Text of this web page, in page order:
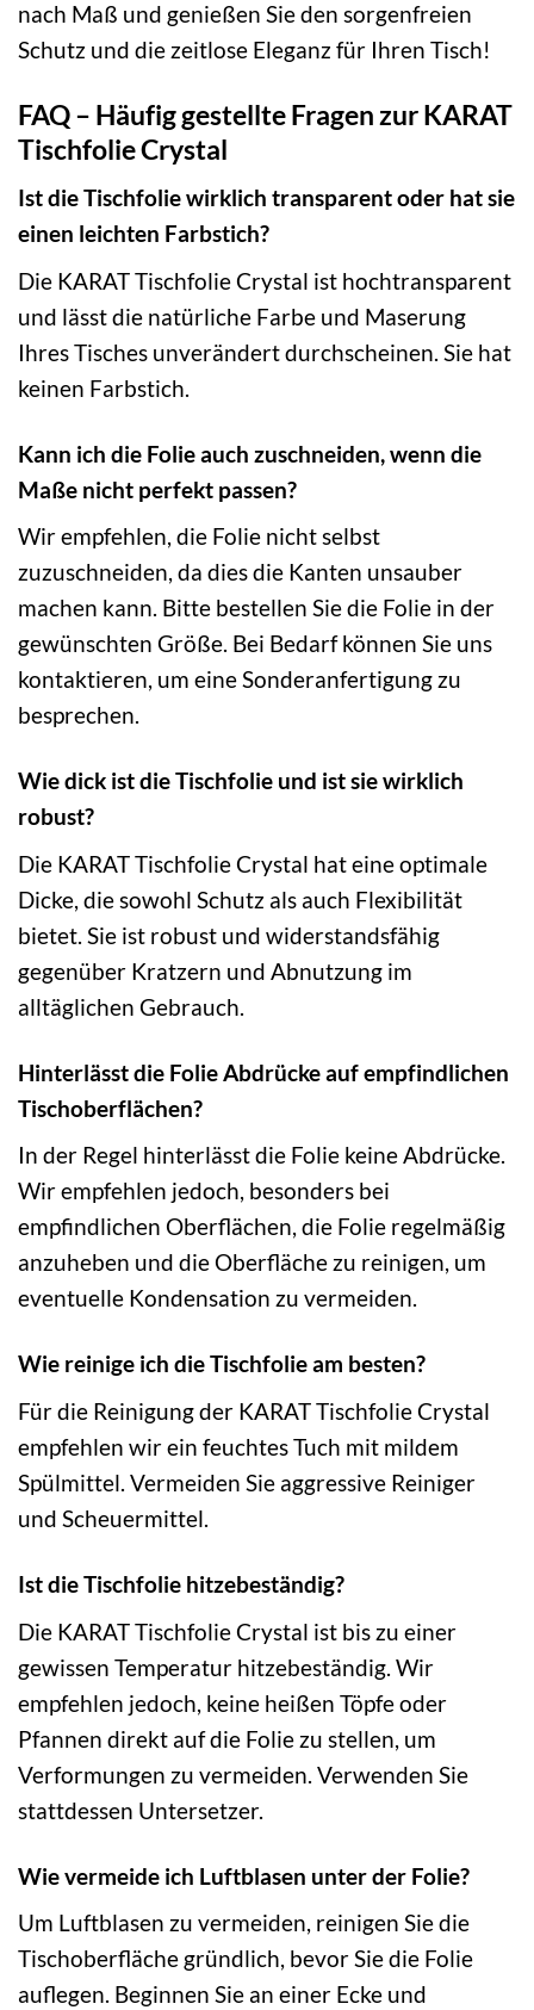
nach Maß und genießen Sie den sorgenfreien
Schutz und die zeitlose Eleganz für Ihren Tisch!
FAQ – Häufig gestellte Fragen zur KARAT
Tischfolie Crystal
Ist die Tischfolie wirklich transparent oder hat sie
einen leichten Farbstich?
Die KARAT Tischfolie Crystal ist hochtransparent
und lässt die natürliche Farbe und Maserung
Ihres Tisches unverändert durchscheinen. Sie hat
keinen Farbstich.
Kann ich die Folie auch zuschneiden, wenn die
Maße nicht perfekt passen?
Wir empfehlen, die Folie nicht selbst
zuzuschneiden, da dies die Kanten unsauber
machen kann. Bitte bestellen Sie die Folie in der
gewünschten Größe. Bei Bedarf können Sie uns
kontaktieren, um eine Sonderanfertigung zu
besprechen.
Wie dick ist die Tischfolie und ist sie wirklich
robust?
Die KARAT Tischfolie Crystal hat eine optimale
Dicke, die sowohl Schutz als auch Flexibilität
bietet. Sie ist robust und widerstandsfähig
gegenüber Kratzern und Abnutzung im
alltäglichen Gebrauch.
Hinterlässt die Folie Abdrücke auf empfindlichen
Tischoberflächen?
In der Regel hinterlässt die Folie keine Abdrücke.
Wir empfehlen jedoch, besonders bei
empfindlichen Oberflächen, die Folie regelmäßig
anzuheben und die Oberfläche zu reinigen, um
eventuelle Kondensation zu vermeiden.
Wie reinige ich die Tischfolie am besten?
Für die Reinigung der KARAT Tischfolie Crystal
empfehlen wir ein feuchtes Tuch mit mildem
Spülmittel. Vermeiden Sie aggressive Reiniger
und Scheuermittel.
Ist die Tischfolie hitzebeständig?
Die KARAT Tischfolie Crystal ist bis zu einer
gewissen Temperatur hitzebeständig. Wir
empfehlen jedoch, keine heißen Töpfe oder
Pfannen direkt auf die Folie zu stellen, um
Verformungen zu vermeiden. Verwenden Sie
stattdessen Untersetzer.
Wie vermeide ich Luftblasen unter der Folie?
Um Luftblasen zu vermeiden, reinigen Sie die
Tischoberfläche gründlich, bevor Sie die Folie
auflegen. Beginnen Sie an einer Ecke und